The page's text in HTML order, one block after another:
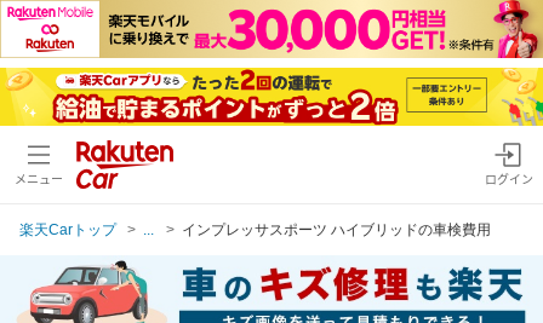
メニュー ログイン
楽天Carトップ インプレッサスポーツ ハイブリッドの車検費用